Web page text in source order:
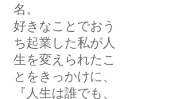
名。
好きなことでおう
ち起業した私が人
生を変えられたこ
とをきっかけに、
『人生は誰でも、